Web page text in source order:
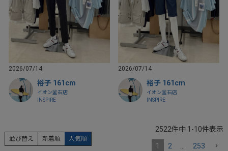
2026/07/14
裕子 161cm
イオン釜石店
INSPIRE
2026/07/14
裕子 161cm
イオン釜石店
INSPIRE
並び替え 新着順 人気順
2522件中 1 -10件表示
1 2 … 253